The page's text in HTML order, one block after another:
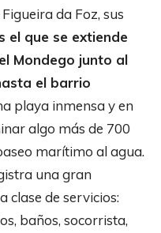
da Foz, sus
el que se extiende
Mondego junto al
el barrio
playa inmensa y en
algo más de 700
marítimo al agua.
una gran
clase de servicios:
baños, socorrista,